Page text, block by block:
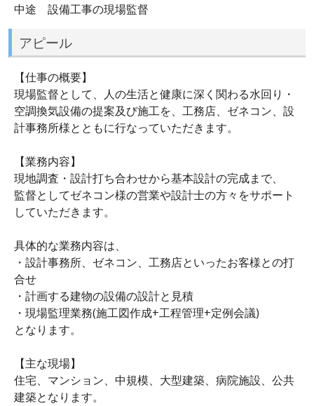
中途 設備工事の現場監督
アピール
【仕事の概要】
現場監督として、人の生活と健康に深く関わる水回り・
空調換気設備の提案及び施工を、工務店、ゼネコン、設
計事務所様とともに行なっていただきます。
【業務内容】
現地調査・設計打ち合わせから基本設計の完成まで、
監督としてゼネコン様の営業や設計士の方々をサポート
していただきます。
具体的な業務内容は、
・設計事務所、ゼネコン、工務店といったお客様との打
合せ
・計画する建物の設備の設計と見積
・現場監理業務(施工図作成+工程管理+定例会議)
となります。
【主な現場】
住宅、マンション、中規模、大型建築、病院施設、公共
建築となります。